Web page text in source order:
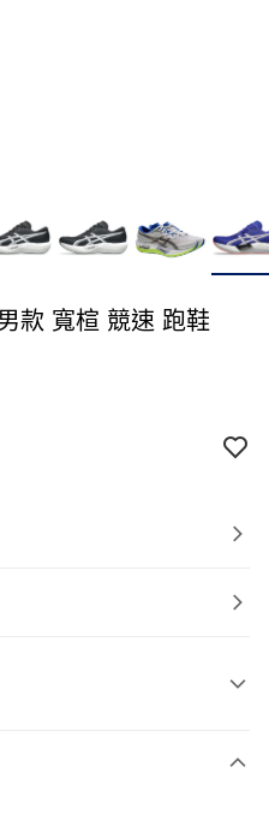
款 寬楦 競速 跑鞋